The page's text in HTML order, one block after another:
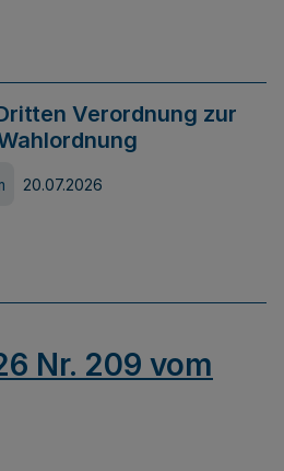
Verordnung zur
20.07.2026
Nr. 209 vom